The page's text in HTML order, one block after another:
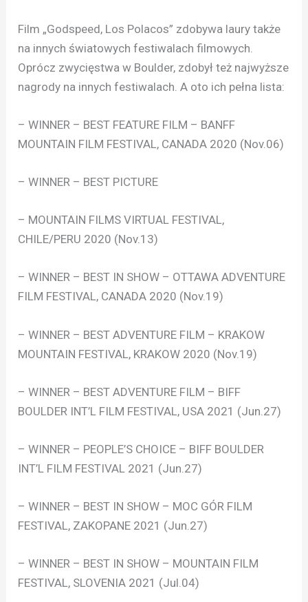
Film „Godspeed, Los Polacos” zdobywa laury także
na innych światowych festiwalach filmowych.
Oprócz zwycięstwa w Boulder, zdobył też najwyższe
nagrody na innych festiwalach. A oto ich pełna lista:
– WINNER – BEST FEATURE FILM – BANFF
MOUNTAIN FILM FESTIVAL, CANADA 2020 (Nov.06)
– WINNER – BEST PICTURE
– MOUNTAIN FILMS VIRTUAL FESTIVAL,
CHILE/PERU 2020 (Nov.13)
– WINNER – BEST IN SHOW – OTTAWA ADVENTURE
FILM FESTIVAL, CANADA 2020 (Nov.19)
– WINNER – BEST ADVENTURE FILM – KRAKOW
MOUNTAIN FESTIVAL, KRAKOW 2020 (Nov.19)
– WINNER – BEST ADVENTURE FILM – BIFF
BOULDER INT’L FILM FESTIVAL, USA 2021 (Jun.27)
– WINNER – PEOPLE’S CHOICE – BIFF BOULDER
INT’L FILM FESTIVAL 2021 (Jun.27)
– WINNER – BEST IN SHOW – MOC GÓR FILM
FESTIVAL, ZAKOPANE 2021 (Jun.27)
– WINNER – BEST IN SHOW – MOUNTAIN FILM
FESTIVAL, SLOVENIA 2021 (Jul.04)